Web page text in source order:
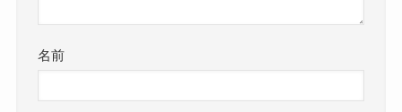
名前